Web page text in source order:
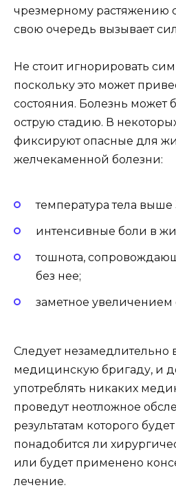
чрезмерному растяжению
свою очередь вызывает
Не стоит игнорировать
поскольку это может
состояния. Болезнь может
острую стадию. В
фиксируют опасные для
желчекаменной болезни:
температура тела выше
интенсивные боли в
тошнота,
без нее;
заметное увеличением
Следует незамедлительно
медицинскую бригаду, и
употреблять никаких
проведут неотложное
результатам которого
понадобится ли
или будет применено
лечение.